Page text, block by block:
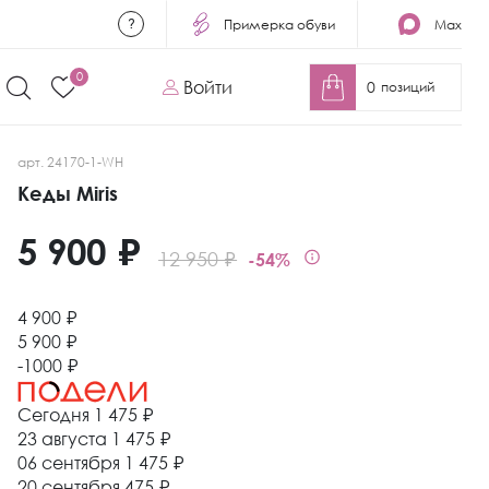
Примерка обуви Max
0
Войти 0 позиций
арт. 24170-1-WH
Кеды Miris
12 950 ₽ -54%
5 900 ₽
4 900 ₽
5 900 ₽
-1000 ₽
Сегодня 1 475 ₽
23 августа 1 475 ₽
06 сентября 1 475 ₽